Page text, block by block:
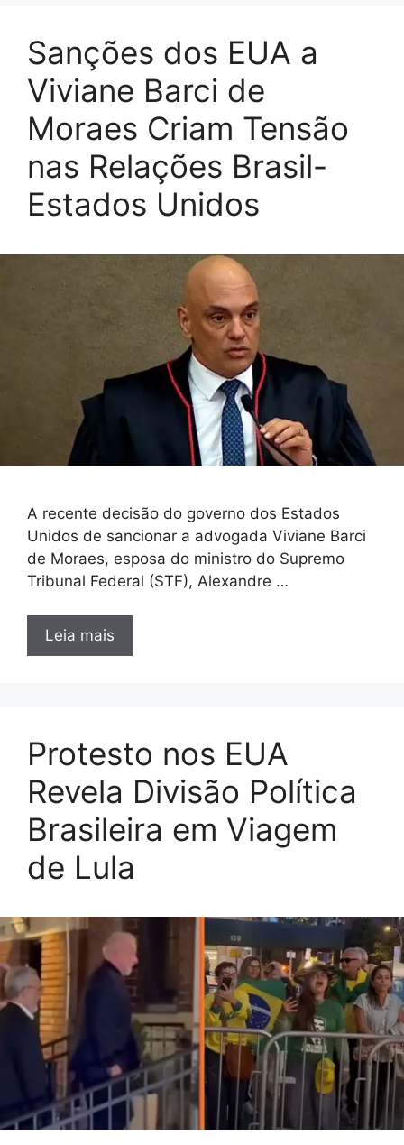
Sanções dos EUA a
Viviane Barci de
Moraes Criam Tensão
nas Relações Brasil-
Estados Unidos
A recente decisão do governo dos Estados
Unidos de sancionar a advogada Viviane Barci
de Moraes, esposa do ministro do Supremo
Tribunal Federal (STF), Alexandre …
Leia mais
Protesto nos EUA
Revela Divisão Política
Brasileira em Viagem
de Lula